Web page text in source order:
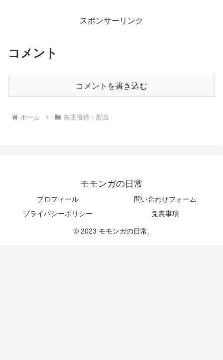
スポンサーリンク
コメント
コメントを書き込む
ホーム 株主優待・配当
モモンガの日常
プロフィール
問い合わせフォーム
プライバシーポリシー
免責事項
© 2023 モモンガの日常.